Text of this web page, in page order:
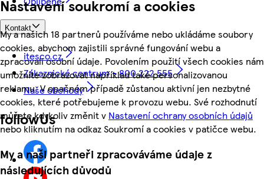
Nastavení soukromí a cookies
My a našich 18 partnerů používáme nebo ukládáme soubory
cookies, abychom zajistili správné fungování webu a
zpracovali osobní údaje. Povolením použití všech cookies nám
umožníte zobrazovat například také personalizovanou
reklamu. V opačném případě zůstanou aktivní jen nezbytné
cookies, které potřebujeme k provozu webu. Své rozhodnutí
můžete kdykoliv změnit v Nastavení ochrany osobních údajů
nebo kliknutím na odkaz Soukromí a cookies v patičce webu.
My a naši partneři zpracováváme údaje z
následujících důvodů
Kontakt
itesco.cz
Zákaznické centrum - 800 222 555
Naše obchody
followUs